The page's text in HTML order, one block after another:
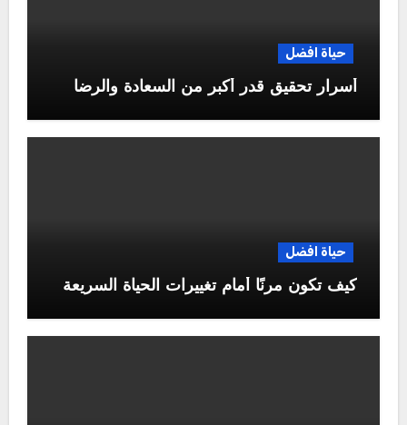
حياة افضل
أسرار تحقيق قدر أكبر من السعادة والرضا
حياة افضل
كيف تكون مرنًا أمام تغييرات الحياة السريعة